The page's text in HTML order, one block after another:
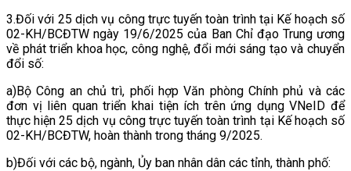
3.Đối với 25 dịch vụ công trực tuyến toàn trình tại Kế hoạch số
02-KH/BCĐTW ngày 19/6/2025 của Ban Chỉ đạo Trung ương
về phát triển khoa học, công nghệ, đổi mới sáng tạo và chuyển
đổi số:
a)Bộ Công an chủ trì, phối hợp Văn phòng Chính phủ và các
đơn vị liên quan triển khai tiện ích trên ứng dụng VNeID để
thực hiện 25 dịch vụ công trực tuyến toàn trình tại Kế hoạch số
02-KH/BCĐTW, hoàn thành trong tháng 9/2025.
b)Đối với các bộ, ngành, Ủy ban nhân dân các tỉnh, thành phố: